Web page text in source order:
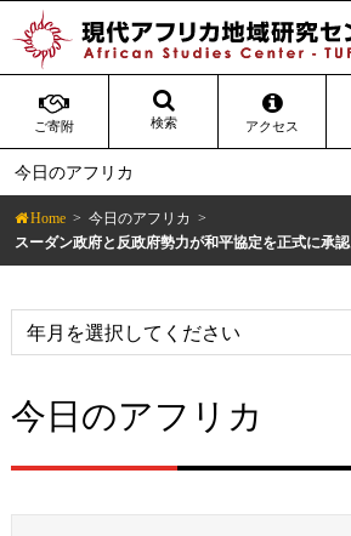
ご寄附 検索 アクセス
今日のアフリカ
Home
今日のアフリカ
スーダン政府と反政府勢力が和平協定を正式に承認
今日のアフリカ